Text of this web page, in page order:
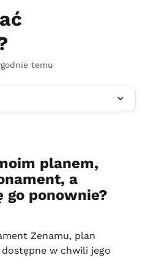
temu
planem,
a
go ponownie?
Zenamu, plan
w chwili jego